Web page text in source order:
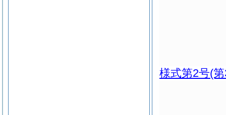
様式第2号(